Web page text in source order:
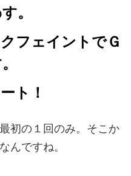
。
フェイントでＧ
ト！
初の１回のみ。そこか
んですね。